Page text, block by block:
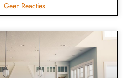
Geen Reacties